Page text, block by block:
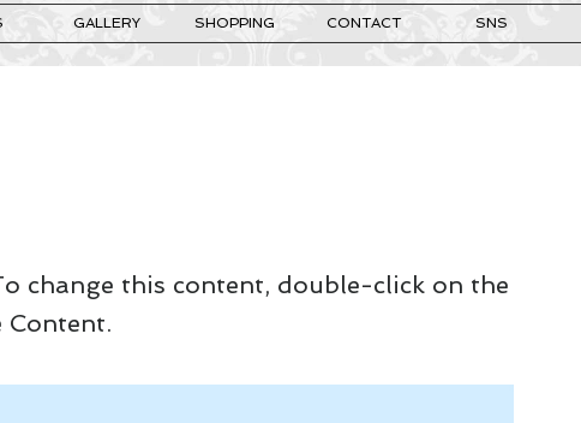
GALLERY SHOPPING CONTACT SNS
change this content, double-click on the
Content.